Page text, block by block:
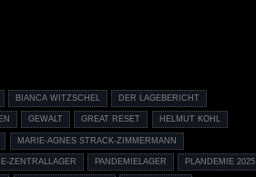
BIANCA WITZSCHEL DER LAGEBERICHT
GEWALT GREAT RESET HELMUT KOHL
MARIE-AGNES STRACK-ZIMMERMANN
ZENTRALLAGER PANDEMIELAGER PLANDEMIE 2025